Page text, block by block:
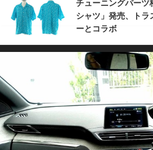
チューニングパーツ
シャツ」発売、トラ
ーとコラボ